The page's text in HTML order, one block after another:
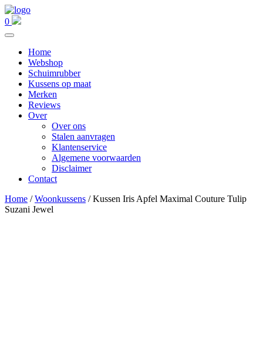
0
Home
Webshop
Schuimrubber
Kussens op maat
Merken
Reviews
Over
Over ons
Stalen aanvragen
Klantenservice
Algemene voorwaarden
Disclaimer
Contact
Home /Woonkussens / Kussen Iris Apfel Maximal Couture Tulip
Suzani Jewel